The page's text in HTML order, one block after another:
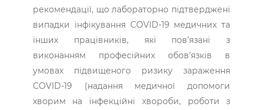
рекомендації, що лабораторно підтверджені
випадки інфікування COVID-19 медичних та
інших працівників, які пов’язані з
виконанням професійних обов’язків в
умовах підвищеного ризику зараження
COVID-19 (надання медичної допомоги
хворим на інфекційні хвороби, роботи з